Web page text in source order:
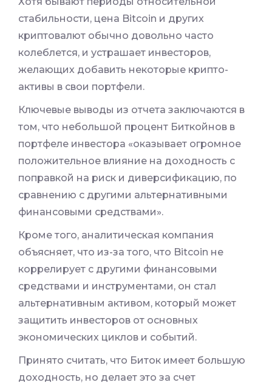
стабильности, цена Bitcoin и других
криптовалют обычно довольно часто
колеблется, и устрашает инвесторов,
желающих добавить некоторые крипто-
активы в свои портфели.
Ключевые выводы из отчета заключаются в
том, что небольшой процент Биткойнов в
портфеле инвестора «оказывает огромное
положительное влияние на доходность с
поправкой на риск и диверсификацию, по
сравнению с другими альтернативными
финансовыми средствами».
Кроме того, аналитическая компания
объясняет, что из-за того, что Bitcoin не
коррелирует с другими финансовыми
средствами и инструментами, он стал
альтернативным активом, который может
защитить инвесторов от основных
экономических циклов и событий.
Принято считать, что Биток имеет большую
доходность, но делает это за счет